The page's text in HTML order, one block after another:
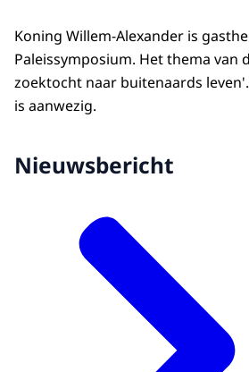
Koning Willem-Alexander is
Paleissymposium. Het thema van
zoektocht naar buitenaards
is aanwezig.
Nieuwsbericht